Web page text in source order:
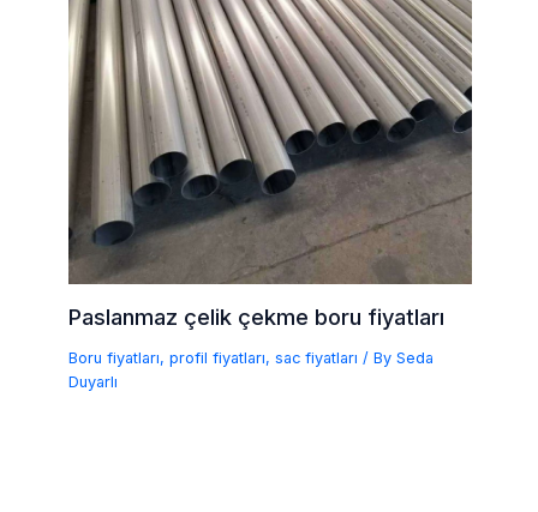
Paslanmaz çelik çekme boru fiyatları
Boru fiyatları,profil fiyatları,sac fiyatları / BySeda
Duyarlı